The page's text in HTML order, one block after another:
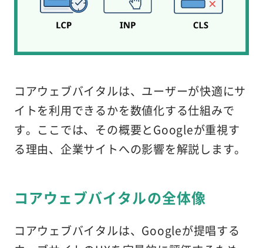
コアウェブバイタルは、ユーザーが快適にサ
イトを利用できるかを数値化する仕組みで
す。ここでは、その概要とGoogleが重視す
る理由、企業サイトへの影響を解説します。
コアウェブバイタルの全体像
コアウェブバイタルは、Googleが提唱する